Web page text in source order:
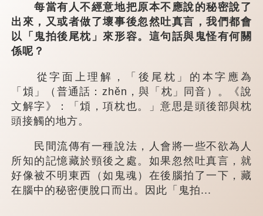
每當有人不經意地把原本不應說的秘密說了
出來，又或者做了壞事後忽然吐真言，我們都會
以「鬼拍後尾枕」來形容。這句話與鬼怪有何關
係呢？
從字面上理解，「後尾枕」的本字應為
「䪴」（普通話：zhěn，與「枕」同音）。《說
文解字》：「䪴，項枕也。」意思是頭後部與枕
頭接觸的地方。
民間流傳有一種說法，人會將一些不欲為人
所知的記憶藏於頸後之處。如果忽然吐真言，就
好像被不明東西（如鬼魂）在後腦拍了一下，藏
在腦中的秘密便脫口而出。因此「鬼拍...